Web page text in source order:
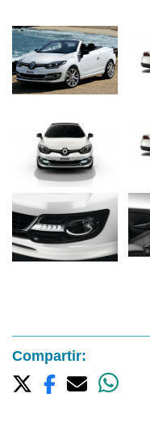
Compartir: